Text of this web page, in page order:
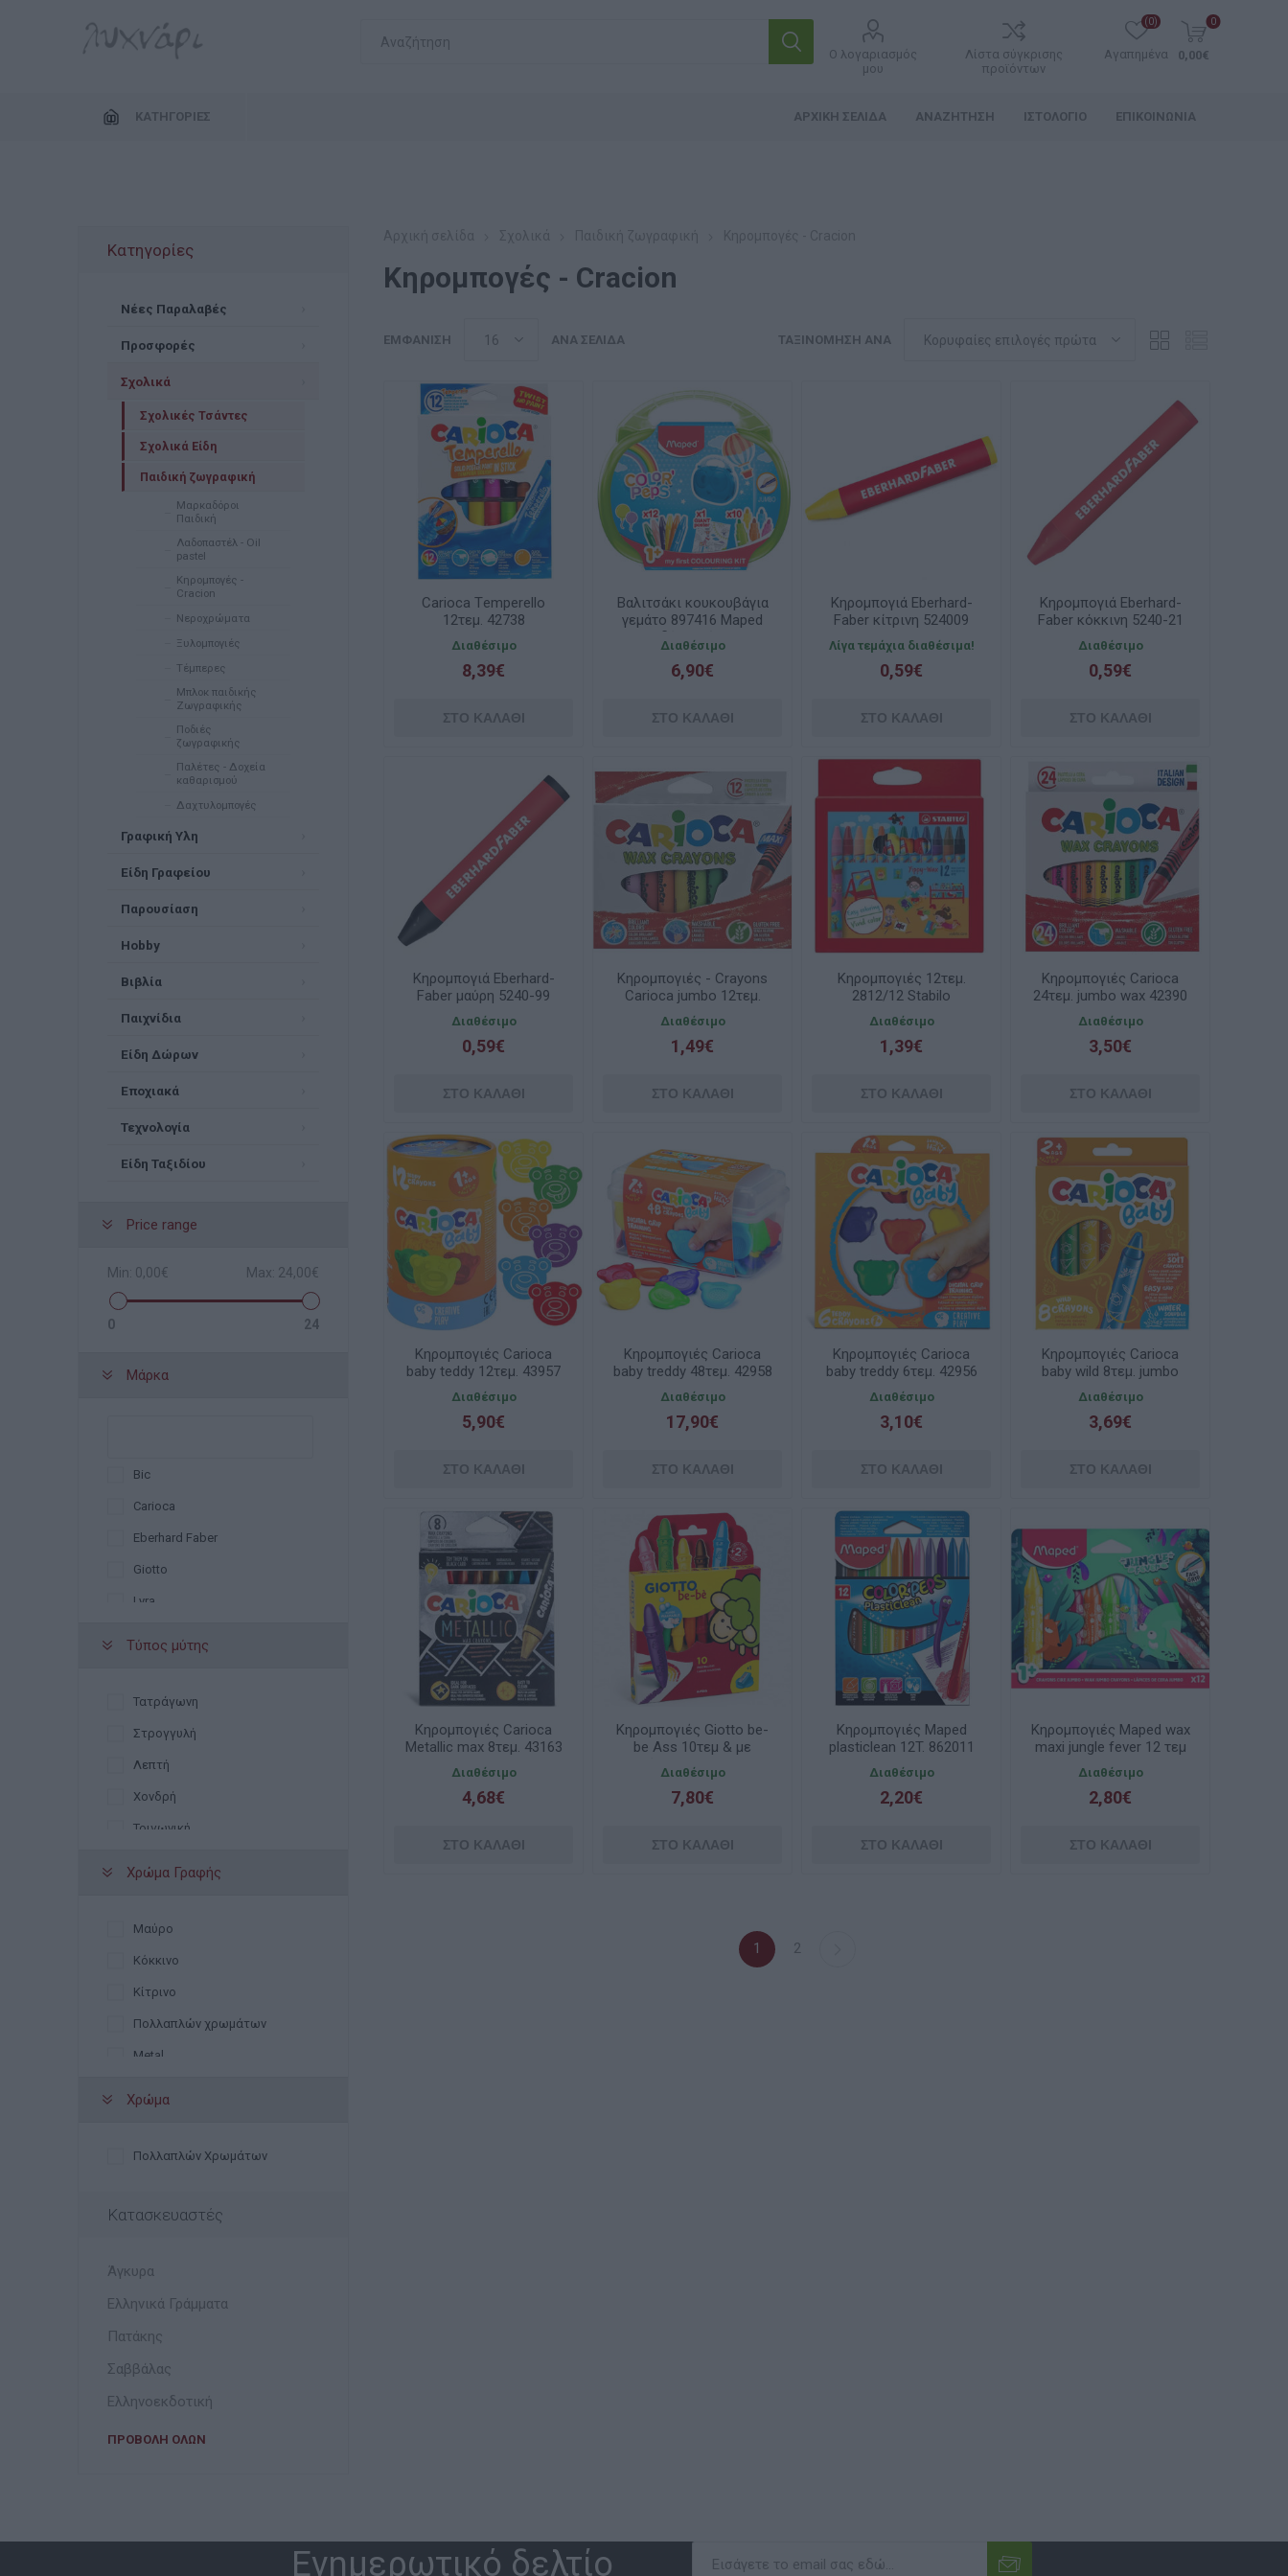
Ο λογαριασμός
μου
Λίστα σύγκρισης
προϊόντων
Αγαπημένα
(0) 0
0,00€
ΚΑΤΗΓΟΡΊΕΣ ΑΡΧΙΚΉ ΣΕΛΊΔΑ ΑΝΑΖΉΤΗΣΗ ΙΣΤΟΛΌΓΙΟ ΕΠΙΚΟΙΝΩΝΊΑ
Κηρομπογές - Cracion
ΤΑΞΙΝΌΜΗΣΗ ΑΝΆ
ΕΜΦΆΝΙΣΗ ΑΝΆ ΣΕΛΊΔΑ
Carioca Τemperello
12τεμ. 42738
Διαθέσιμο
8,39€
Βαλιτσάκι κουκουβάγια
γεμάτο 897416 Maped
σε δύο χρώματα
Διαθέσιμο
6,90€
Κηρομπογιά Eberhard-
Faber κίτρινη 524009
Λίγα τεμάχια διαθέσιμα!
0,59€
Κηρομπογιά Eberhard-
Faber κόκκινη 5240-21
Διαθέσιμο
0,59€
Κηρομπογιά Eberhard-
Faber μαύρη 5240-99
Διαθέσιμο
0,59€
Κηρομπογιές - Crayons
Carioca jumbo 12τεμ.
42369
Διαθέσιμο
1,49€
Κηρομπογιές 12τεμ.
2812/12 Stabilo
Διαθέσιμο
1,39€
Κηρομπογιές Carioca
24τεμ. jumbo wax 42390
Διαθέσιμο
3,50€
Κηρομπογιές Carioca
baby teddy 12τεμ. 43957
Διαθέσιμο
5,90€
Κηρομπογιές Carioca
baby treddy 48τεμ. 42958
Διαθέσιμο
17,90€
Κηρομπογιές Carioca
baby treddy 6τεμ. 42956
Διαθέσιμο
3,10€
Κηρομπογιές Carioca
baby wild 8τεμ. jumbo
42892
Διαθέσιμο
3,69€
Κηρομπογιές Carioca
Metallic max 8τεμ. 43163
Διαθέσιμο
4,68€
Κηρομπογιές Giotto be-
be Ass 10τεμ & με
ξύστρα F477900
Διαθέσιμο
7,80€
Κηρομπογιές Maped
plasticlean 12T. 862011
Διαθέσιμο
2,20€
Κηρομπογιές Maped wax
maxi jungle fever 12 τεμ
Διαθέσιμο
2,80€
1 2
Κατηγορίες
Νέες Παραλαβές
Προσφορές
Σχολικά
Σχολικές Τσάντες
Σχολικά Είδη
Παιδική ζωγραφική
Μαρκαδόροι
Παιδική
Λαδοπαστέλ - Oil
pastel
Κηρομπογές -
Cracion
Νεροχρώματα
Ξυλομπογιές
Τέμπερες
Μπλοκ παιδικής
Ζωγραφικής
Ποδιές
ζωγραφικής
Παλέτες - Δοχεία
καθαρισμού
Δαχτυλομπογές
Γραφική Υλη
Είδη Γραφείου
Παρουσίαση
Hobby
Βιβλία
Παιχνίδια
Είδη Δώρων
Εποχιακά
Τεχνολογία
Είδη Ταξιδίου
Price range
Min: 0,00€ Max: 24,00€
0 24
Μάρκα
Bic
Carioca
Eberhard Faber
Giotto
Lyra
Stabilo
Y-Plus
Τύπος μύτης
Τατράγωνη
Στρογγυλή
Λεπτή
Χονδρή
Τριγωνική
Χρώμα Γραφής
Μαύρο
Κόκκινο
Κίτρινο
Πολλαπλών χρωμάτων
Metal
Χρώμα
Πολλαπλών Χρωμάτων
Κατασκευαστές
Άγκυρα
Ελληνικά Γράμματα
Πατάκης
Σαββάλας
Ελληνοεκδοτική
ΠΡΟΒΟΛΉ ΌΛΩΝ
Ενημερωτικό δελτίο